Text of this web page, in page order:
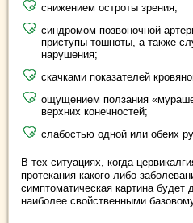
снижением остроты зрения;
синдромом позвоночной
приступы тошноты, а также
нарушения;
скачками показателей
ощущением ползания
верхних конечностей;
слабостью одной или обеих
В тех ситуациях, когда
протекания какого-либо
симптоматическая картина будет
наиболее свойственными